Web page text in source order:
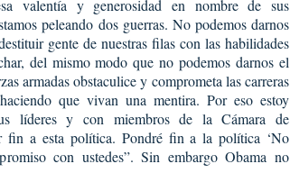
valentía y generosidad en nombre de sus
peleando dos guerras. No podemos darnos
gente de nuestras filas con las habilidades
del mismo modo que no podemos darnos el
armadas obstaculice y comprometa las carreras
que vivan una mentira. Por eso estoy
líderes y con miembros de la Cámara de
fin a esta política. Pondré fin a la política ‘No
con ustedes”. Sin embargo Obama no